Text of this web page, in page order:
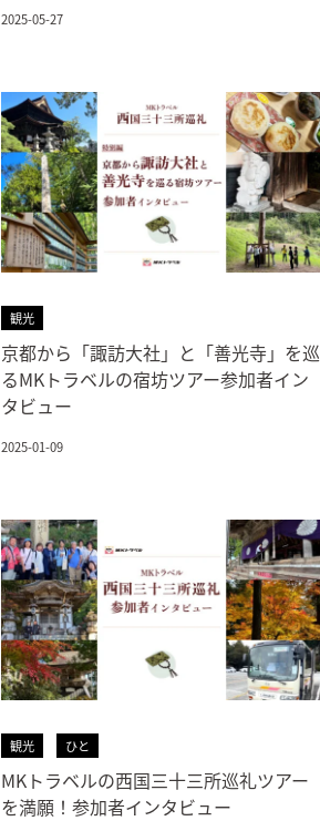
2025-05-27
観光
京都から「諏訪大社」と「善光寺」を巡
るMKトラベルの宿坊ツアー参加者イン
タビュー
2025-01-09
観光 ひと
MKトラベルの西国三十三所巡礼ツアー
を満願！参加者インタビュー